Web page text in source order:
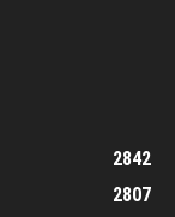
2842
2807